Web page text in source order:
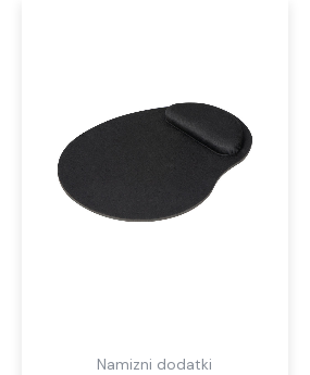
Namizni dodatki